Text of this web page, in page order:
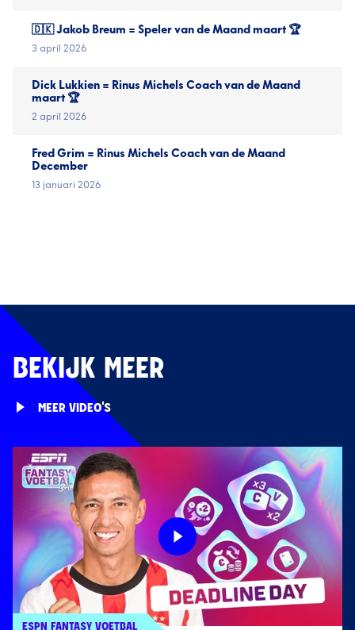
🇩🇰 Jakob Breum = Speler van de Maand maart 🏆
3 april 2026
Dick Lukkien = Rinus Michels Coach van de Maand
maart 🏆
2 april 2026
Fred Grim = Rinus Michels Coach van de Maand
December
13 januari 2026
BEKIJK MEER
MEER VIDEO'S
ESPN FANTASY VOETBAL